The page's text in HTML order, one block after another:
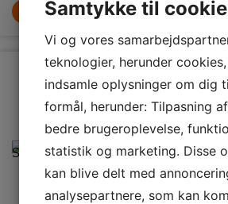
LÆG I KURV LÆG I
Samtykke til
Vi og vores
teknologier, herunder
indsamle oplysninger om dig
formål, herunder: Tilpasning
bedre brugeroplevelse,
statistik og marketing. Disse
kan blive delt med
analysepartnere, som kan